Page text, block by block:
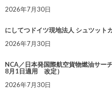
2026年7月30日
にしてつドイツ現地法人 シュツット
2026年7月30日
NCA／日本発国際航空貨物燃油サー
8月1日適用 改定）
2026年7月30日